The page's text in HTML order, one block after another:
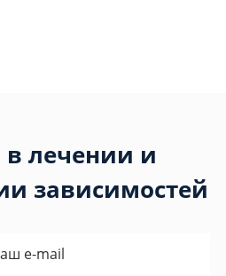
лечении и
зависимостей